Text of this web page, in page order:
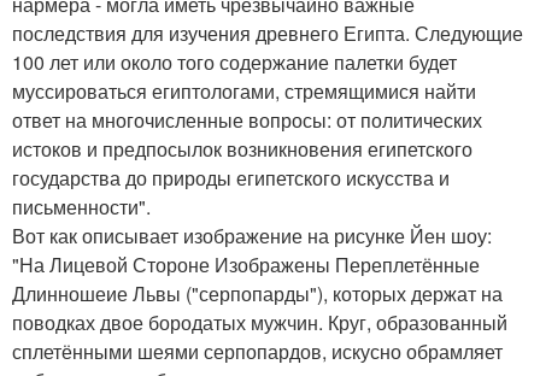
последствия для изучения древнего Египта. Следующие
100 лет или около того содержание палетки будет
муссироваться египтологами, стремящимися найти
ответ на многочисленные вопросы: от политических
истоков и предпосылок возникновения египетского
государства до природы египетского искусства и
письменности".
Вот как описывает изображение на рисунке Йен шоу:
"На Лицевой Стороне Изображены Переплетённые
Длинношеие Львы ("серпопарды"), которых держат на
поводках двое бородатых мужчин. Круг, образованный
сплетёнными шеями серпопардов, искусно обрамляет